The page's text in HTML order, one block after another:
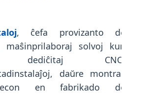
, ĉefa provizanto de
maŝinprilaboraj solvoj kun
dediĉitaj CNC-
daŭre montras
en fabrikado de